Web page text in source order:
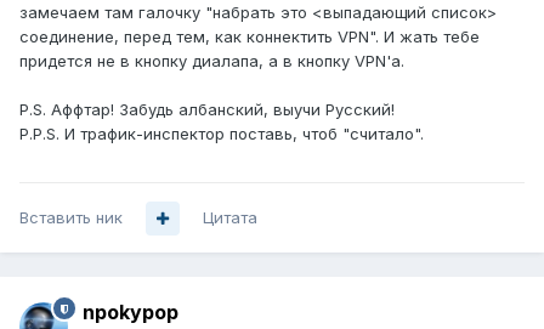
замечаем там галочку "набрать это <выпадающий список>
соединение, перед тем, как коннектить VPN". И жать тебе
придется не в кнопку диалапа, а в кнопку VPN'а.
P.S. Аффтар! Забудь албанский, выучи Русский!
P.P.S. И трафик-инспектор поставь, чтоб "считало".
Вставить ник Цитата
npokypop